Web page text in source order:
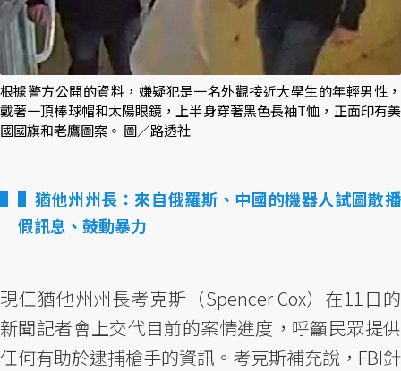
根據警方公開的資料，嫌疑犯是一名外觀接近大學生的年輕男性，
戴著一頂棒球帽和太陽眼鏡，上半身穿著黑色長袖T恤，正面印有美
國國旗和老鷹圖案。 圖／路透社
▌猶他州州長：來自俄羅斯、中國的機器人試圖散播
假訊息、鼓動暴力
現任猶他州州長考克斯（Spencer Cox）在11日的
新聞記者會上交代目前的案情進度，呼籲民眾提供
任何有助於逮捕槍手的資訊。考克斯補充說，FBI針